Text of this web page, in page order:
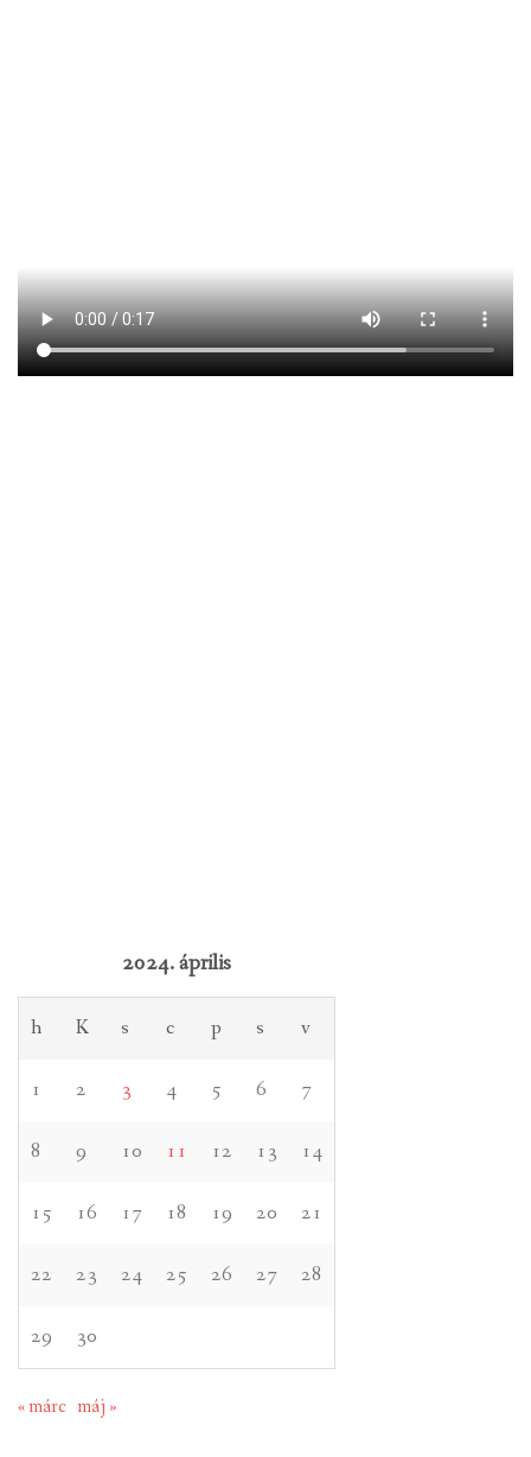
2024. április
h K s c p s v
1 2 3 4 5 6 7
8 9 10 11 12 13 14
15 16 17 18 19 20 21
22 23 24 25 26 27 28
29 30
« márc máj »